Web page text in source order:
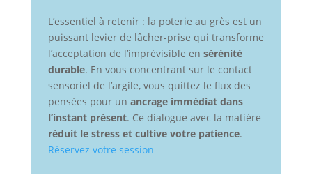
L’essentiel à retenir : la poterie au grès est un
puissant levier de lâcher-prise qui transforme
l’acceptation de l’imprévisible en sérénité
durable. En vous concentrant sur le contact
sensoriel de l’argile, vous quittez le flux des
pensées pour un ancrage immédiat dans
l’instant présent. Ce dialogue avec la matière
réduit le stress et cultive votre patience.
Réservez votre session